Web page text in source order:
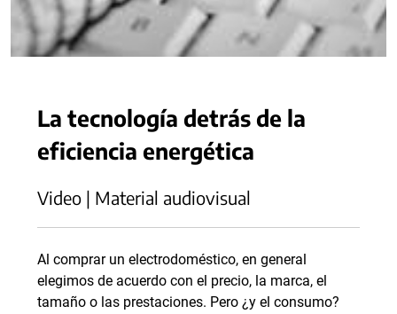
La tecnología detrás de la
eficiencia energética
Video | Material audiovisual
Al comprar un electrodoméstico, en general
elegimos de acuerdo con el precio, la marca, el
tamaño o las prestaciones. Pero ¿y el consumo?